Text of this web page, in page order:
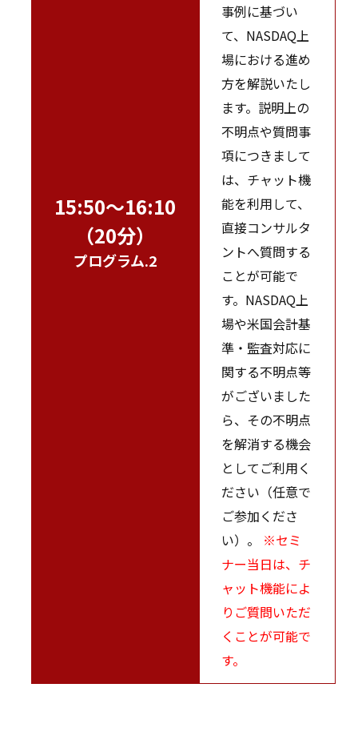
15:50～16:10
（20分）
プログラム.2
事例に基づい
て、NASDAQ上
場における進め
方を解説いたし
ます。説明上の
不明点や質問事
項につきまして
は、チャット機
能を利用して、
直接コンサルタ
ントへ質問する
ことが可能で
す。NASDAQ上
場や米国会計基
準・監査対応に
関する不明点等
がございました
ら、その不明点
を解消する機会
としてご利用く
ださい（任意で
ご参加くださ
い）。 ※セミ
ナー当日は、チ
ャット機能によ
りご質問いただ
くことが可能で
す。